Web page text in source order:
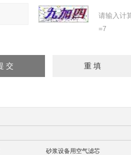
请输入计
=7
砂浆设备用空气滤芯